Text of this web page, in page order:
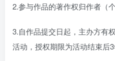
2.参与作品的著作权归作者（
3.自作品提交日起，主办方有
活动，授权期限为活动结束后3